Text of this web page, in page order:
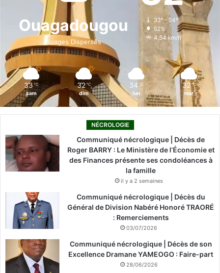
o
k
i
n
g
r
k
Ouagadougou
Nuages Dispersés
33º - 24º
52%
4.54 km/h
33 ℃
sam
32 ℃
dim
34 ℃
lun
32 ℃
mar
NÉCROLOGIE
Communiqué nécrologique | Décès de
Roger BARRY : Le Ministère de l’Économie et
des Finances présente ses condoléances à
la famille
il y a 2 semaines
Communiqué nécrologique | Décès du
Général de Division Nabéré Honoré TRAORÉ
: Remerciements
03/07/2026
Communiqué nécrologique | Décès de son
Excellence Dramane YAMEOGO : Faire-part
28/06/2026